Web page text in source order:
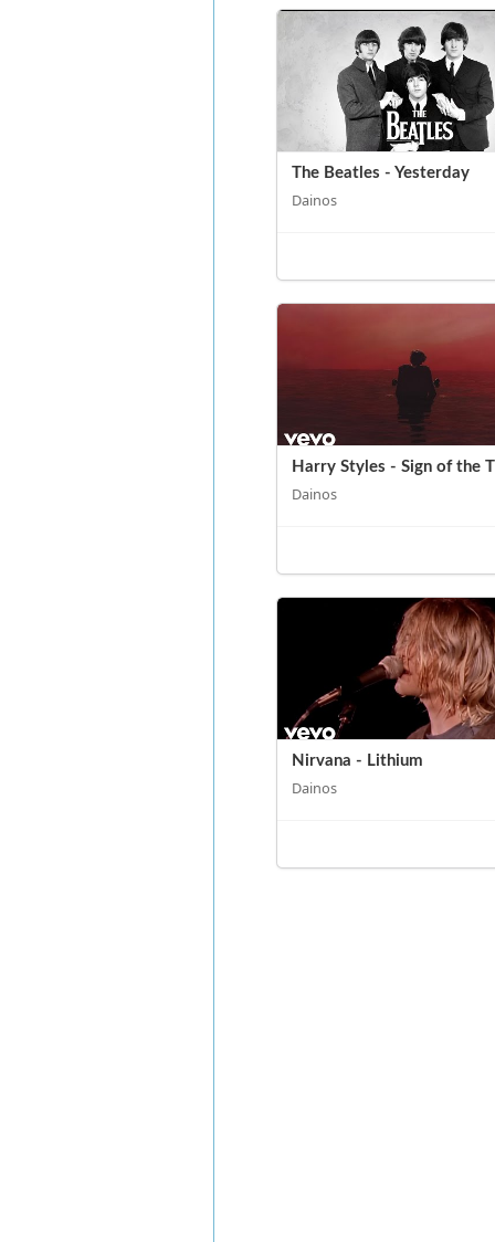
The Beatles - Yesterday
Dainos
Harry Styles - Sign of the
Dainos
Nirvana - Lithium
Dainos